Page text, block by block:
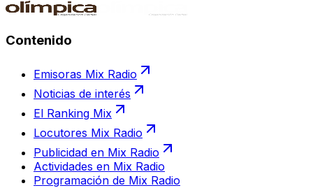
Contenido
Emisoras Mix Radio
Noticias de interés
El Ranking Mix
Locutores Mix Radio
Publicidad en Mix Radio
Actividades en Mix Radio
Programación de Mix Radio